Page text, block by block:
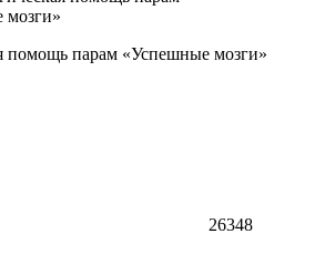
помощь парам «Успешные мозги»
26348